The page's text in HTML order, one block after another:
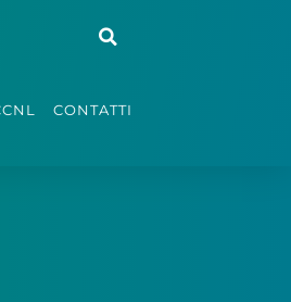
CONTATTI